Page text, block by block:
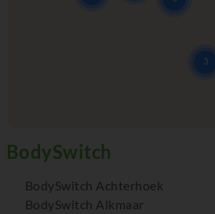
BodySwitch Achterhoek
BodySwitch Alkmaar